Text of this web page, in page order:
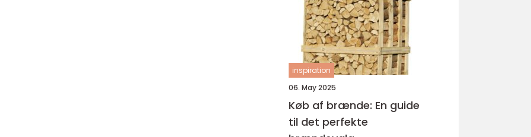
inspiration
06. May 2025
Køb af brænde: En guide
til det perfekte